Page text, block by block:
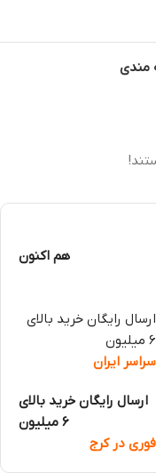
مندی
هم اکنون
ارسال رایگان خرید بالای
6 میلیون
سراسر ایران
ارسال رایگان خرید بالای
6 میلیون
فوری در کرج